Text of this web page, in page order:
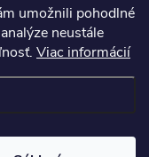
umožnili pohodlné
neustále
Viac informácií
vyhradené.